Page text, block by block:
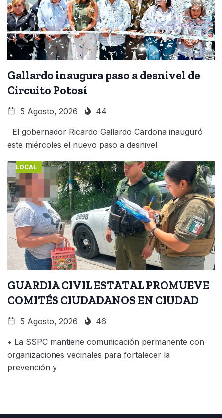
Gallardo inaugura paso a desnivel de
Circuito Potosí
5 Agosto, 2026 44
El gobernador Ricardo Gallardo Cardona inauguró
este miércoles el nuevo paso a desnivel
LOCAL
GUARDIA CIVIL ESTATAL PROMUEVE
COMITÉS CIUDADANOS EN CIUDAD
5 Agosto, 2026 46
• La SSPC mantiene comunicación permanente con
organizaciones vecinales para fortalecer la
prevención y